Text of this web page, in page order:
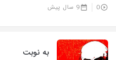
0 9 سال پیش
به نوبت